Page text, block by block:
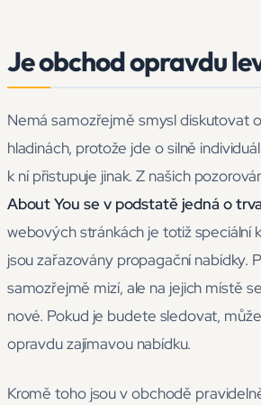
Je obchod opravdu
Nemá samozřejmě smysl diskutovat
hladinách, protože jde o silně
k ní přistupuje jinak. Z našich
About You se v podstatě jedná o
webových stránkách je totiž speciální
jsou zařazovány propagační nabídky.
samozřejmě mizí, ale na jejich místě
nové. Pokud je budete sledovat,
opravdu zajímavou nabídku.
Kromě toho jsou v obchodě